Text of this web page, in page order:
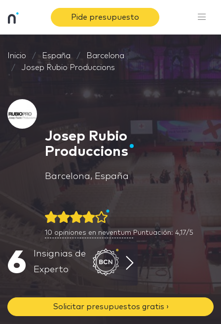
Pide presupuesto
Inicio España
Barcelona
Josep Rubio Produccions
Josep Rubio
Produccions
Barcelona, España
10 opiniones en neventum Puntuación: 4,17/5
6
Insignias de
Experto
Solicitar presupuestos gratis ›